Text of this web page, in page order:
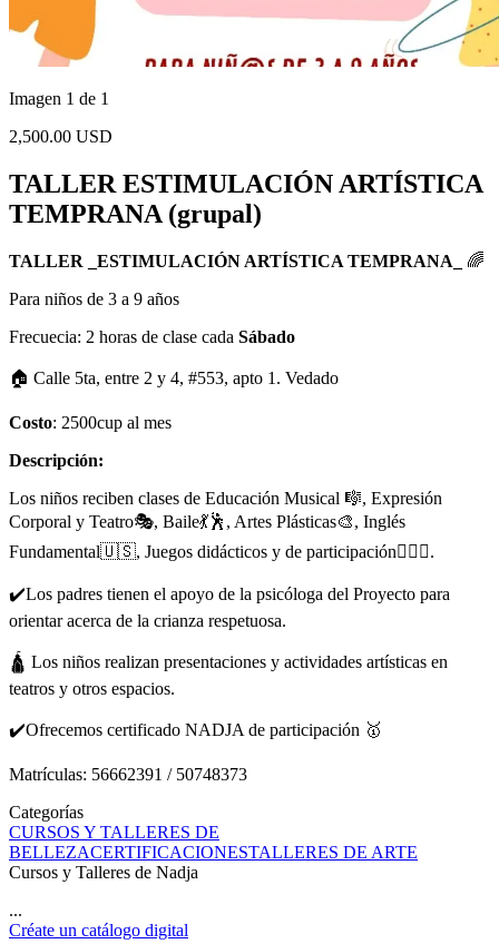
Imagen 1 de 1
2,500.00 USD
TALLER ESTIMULACIÓN ARTÍSTICA
TEMPRANA (grupal)
TALLER _ESTIMULACIÓN ARTÍSTICA TEMPRANA_
🌈
Para niños de 3 a 9 años
Frecuecia: 2 horas de clase cada Sábado
🏠 Calle 5ta, entre 2 y 4, #553, apto 1. Vedado
Costo: 2500cup al mes
Descripción:
Los niños reciben clases de Educación Musical 🎼, Expresión
Corporal y Teatro🎭, Baile💃🕺, Artes Plásticas🎨, Inglés
Fundamental🇺🇸, Juegos didácticos y de participación🤹🏻‍♀️.
✔️Los padres tienen el apoyo de la psicóloga del Proyecto para
orientar acerca de la crianza respetuosa.
🛕 Los niños realizan presentaciones y actividades artísticas en
teatros y otros espacios.
✔️Ofrecemos certificado NADJA de participación 🥇
Matrículas: 56662391 / 50748373
Categorías
CURSOS Y TALLERES DE
BELLEZACERTIFICACIONESTALLERES DE ARTE
Cursos y Talleres de Nadja
...
Créate un catálogo digital